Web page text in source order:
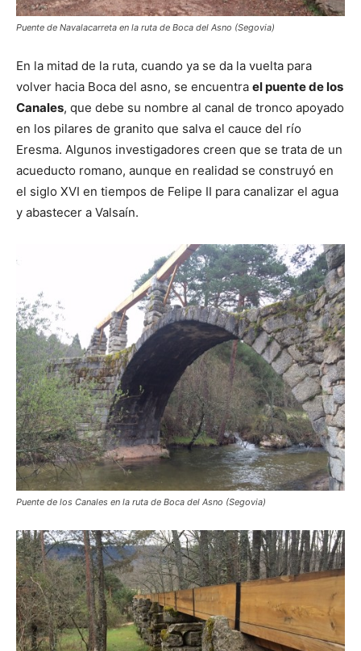
Puente de Navalacarreta en la ruta de Boca del Asno (Segovia)
En la mitad de la ruta, cuando ya se da la vuelta para
volver hacia Boca del asno, se encuentra el puente de los
Canales, que debe su nombre al canal de tronco apoyado
en los pilares de granito que salva el cauce del río
Eresma. Algunos investigadores creen que se trata de un
acueducto romano, aunque en realidad se construyó en
el siglo XVI en tiempos de Felipe II para canalizar el agua
y abastecer a Valsaín.
Puente de los Canales en la ruta de Boca del Asno (Segovia)